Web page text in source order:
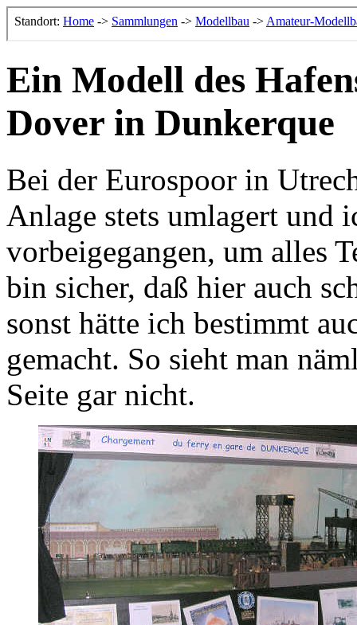
Ein Modell des
Dover in Dunkerque
Bei der Eurospoor in
Anlage stets umlagert und
vorbeigegangen, um alles
bin sicher, daß hier auch
sonst hätte ich bestimmt
gemacht. So sieht man
Seite gar nicht.